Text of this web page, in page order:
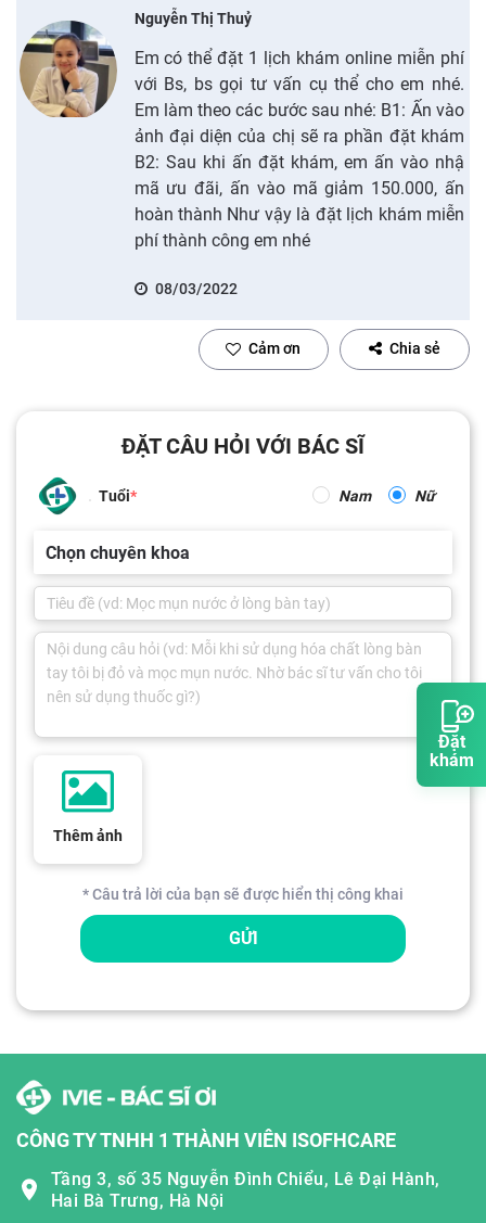
Đặt
khám
Nguyễn Thị Thuỷ
Em có thể đặt 1 lịch khám online miễn phí
với Bs, bs gọi tư vấn cụ thể cho em nhé.
Em làm theo các bước sau nhé: B1: Ấn vào
ảnh đại diện của chị sẽ ra phần đặt khám
B2: Sau khi ấn đặt khám, em ấn vào nhậ
mã ưu đãi, ấn vào mã giảm 150.000, ấn
hoàn thành Như vậy là đặt lịch khám miễn
phí thành công em nhé
08/03/2022
Cảm ơn Chia sẻ
ĐẶT CÂU HỎI VỚI BÁC SĨ
Tuổi Nam Nữ
Chọn chuyên khoa
Thêm ảnh
* Câu trả lời của bạn sẽ được hiển thị công khai
GỬI
CÔNG TY TNHH 1 THÀNH VIÊN ISOFHCARE
Tầng 3, số 35 Nguyễn Đình Chiểu, Lê Đại Hành,
Hai Bà Trưng, Hà Nội